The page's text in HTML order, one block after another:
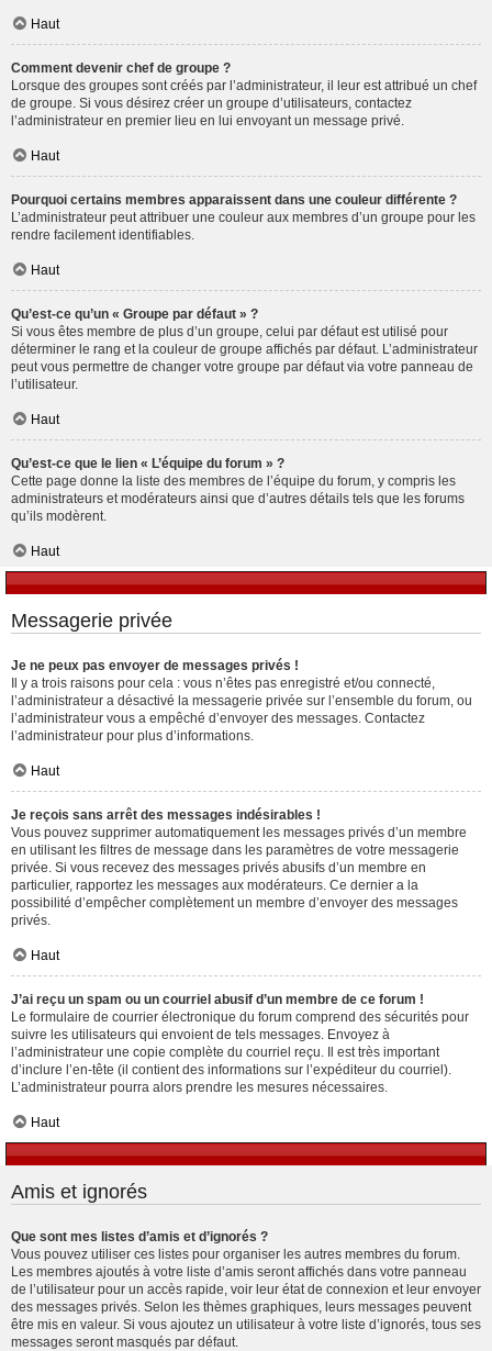
Haut
Comment devenir chef de groupe ?
Lorsque des groupes sont créés par l’administrateur, il leur est attribué un chef
de groupe. Si vous désirez créer un groupe d’utilisateurs, contactez
l’administrateur en premier lieu en lui envoyant un message privé.
Haut
Pourquoi certains membres apparaissent dans une couleur différente ?
L’administrateur peut attribuer une couleur aux membres d’un groupe pour les
rendre facilement identifiables.
Haut
Qu’est-ce qu’un « Groupe par défaut » ?
Si vous êtes membre de plus d’un groupe, celui par défaut est utilisé pour
déterminer le rang et la couleur de groupe affichés par défaut. L’administrateur
peut vous permettre de changer votre groupe par défaut via votre panneau de
l’utilisateur.
Haut
Qu’est-ce que le lien « L’équipe du forum » ?
Cette page donne la liste des membres de l’équipe du forum, y compris les
administrateurs et modérateurs ainsi que d’autres détails tels que les forums
qu’ils modèrent.
Haut
Messagerie privée
Je ne peux pas envoyer de messages privés !
Il y a trois raisons pour cela : vous n’êtes pas enregistré et/ou connecté,
l’administrateur a désactivé la messagerie privée sur l’ensemble du forum, ou
l’administrateur vous a empêché d’envoyer des messages. Contactez
l’administrateur pour plus d’informations.
Haut
Je reçois sans arrêt des messages indésirables !
Vous pouvez supprimer automatiquement les messages privés d’un membre
en utilisant les filtres de message dans les paramètres de votre messagerie
privée. Si vous recevez des messages privés abusifs d’un membre en
particulier, rapportez les messages aux modérateurs. Ce dernier a la
possibilité d’empêcher complètement un membre d’envoyer des messages
privés.
Haut
J’ai reçu un spam ou un courriel abusif d’un membre de ce forum !
Le formulaire de courrier électronique du forum comprend des sécurités pour
suivre les utilisateurs qui envoient de tels messages. Envoyez à
l’administrateur une copie complète du courriel reçu. Il est très important
d’inclure l’en-tête (il contient des informations sur l’expéditeur du courriel).
L’administrateur pourra alors prendre les mesures nécessaires.
Haut
Amis et ignorés
Que sont mes listes d’amis et d’ignorés ?
Vous pouvez utiliser ces listes pour organiser les autres membres du forum.
Les membres ajoutés à votre liste d’amis seront affichés dans votre panneau
de l’utilisateur pour un accès rapide, voir leur état de connexion et leur envoyer
des messages privés. Selon les thèmes graphiques, leurs messages peuvent
être mis en valeur. Si vous ajoutez un utilisateur à votre liste d’ignorés, tous ses
messages seront masqués par défaut.